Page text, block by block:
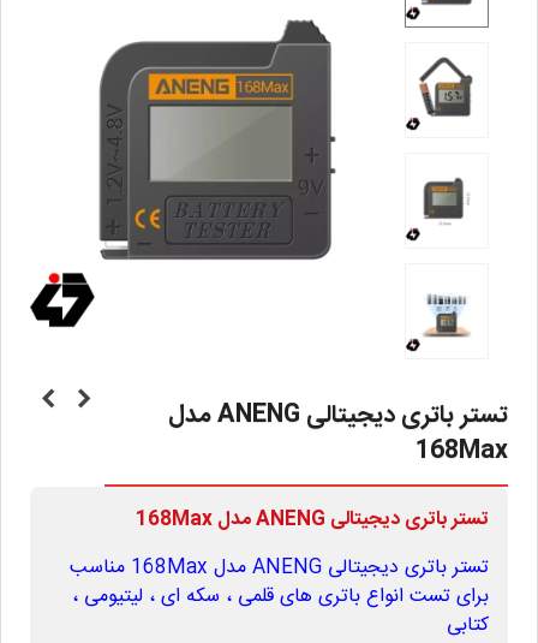
تستر باتری دیجیتالی ANENG مدل
168Max
تستر باتری دیجیتالی ANENG مدل 168Max
تستر باتری دیجیتالی ANENG مدل 168Max مناسب
برای تست انواع باتری های قلمی ، سکه ای ، لیتیومی ،
کتابی